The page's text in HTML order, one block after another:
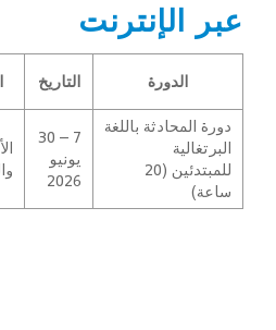
عبر الإنترنت
الدورة التاريخ
دورة المحادثة باللغة
البرتغالية
للمبتدئين (20
ساعة)
7 – 30
يونيو
2026